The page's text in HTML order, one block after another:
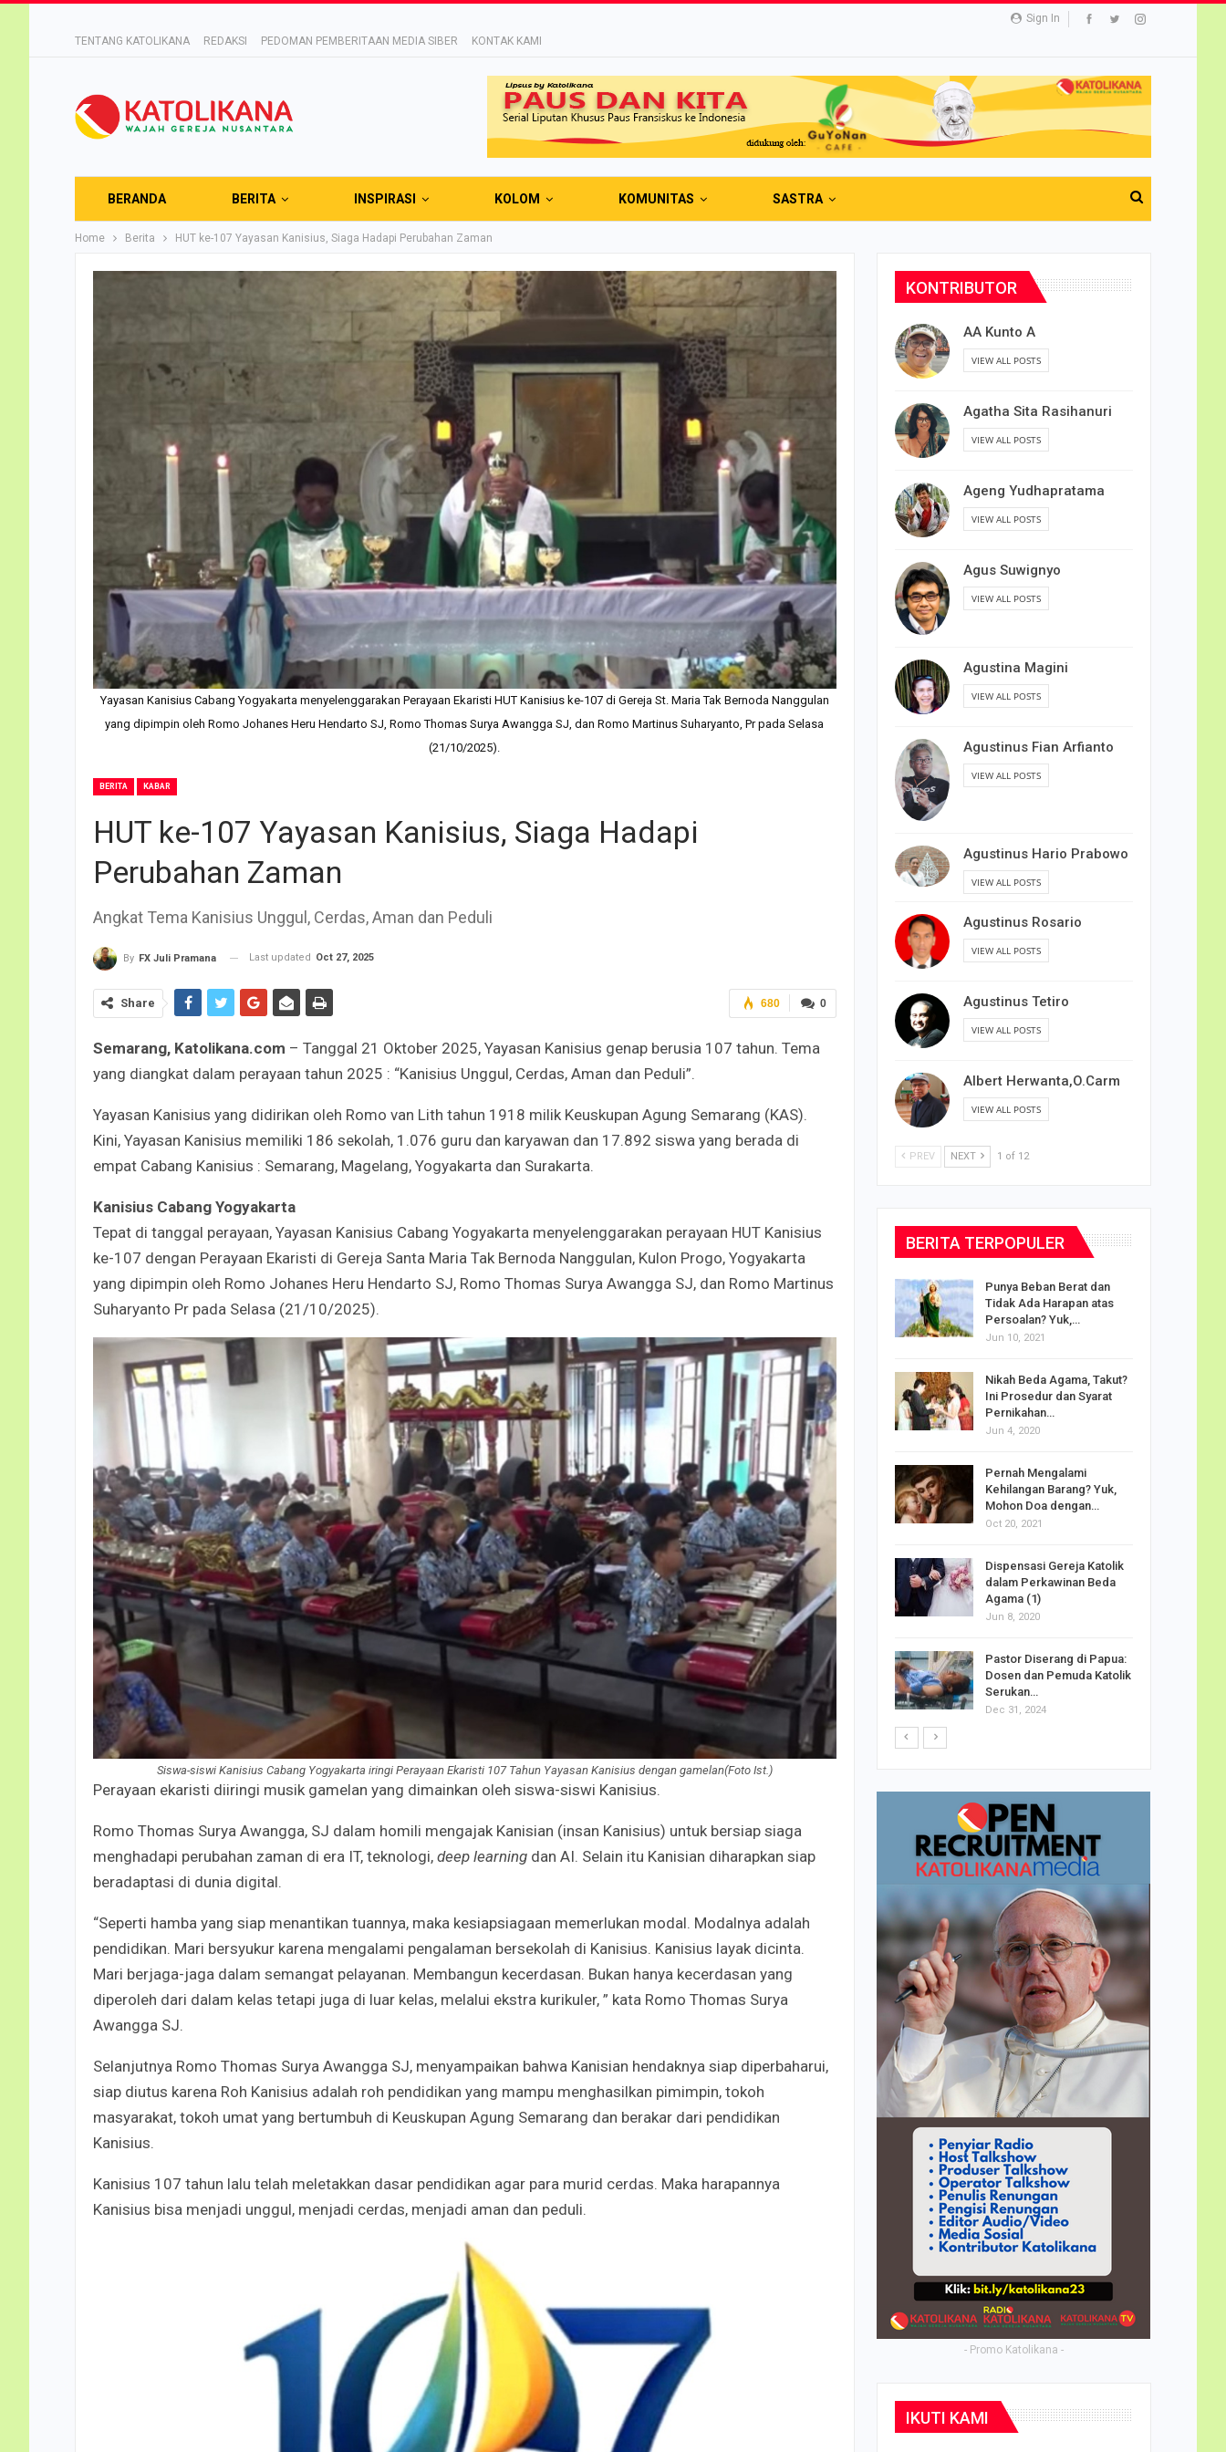
Sign In
TENTANG KATOLIKANA
REDAKSI PEDOMAN PEMBERITAAN MEDIA SIBER KONTAK KAMI
BERANDA BERITA INSPIRASI KOLOM KOMUNITAS SASTRA
Home Berita HUT ke-107 Yayasan Kanisius, Siaga Hadapi Perubahan Zaman
Yayasan Kanisius Cabang Yogyakarta menyelenggarakan Perayaan Ekaristi HUT Kanisius ke-107 di Gereja St. Maria Tak Bernoda Nanggulan
yang dipimpin oleh Romo Johanes Heru Hendarto SJ, Romo Thomas Surya Awangga SJ, dan Romo Martinus Suharyanto, Pr pada Selasa
(21/10/2025).
BERITA KABAR
HUT ke-107 Yayasan Kanisius, Siaga Hadapi
Perubahan Zaman
Angkat Tema Kanisius Unggul, Cerdas, Aman dan Peduli
By FX Juli Pramana Last updated Oct 27, 2025
0
680
Share
Semarang, Katolikana.com – Tanggal 21 Oktober 2025, Yayasan Kanisius genap berusia 107 tahun. Tema
yang diangkat dalam perayaan tahun 2025 : “Kanisius Unggul, Cerdas, Aman dan Peduli”.
Yayasan Kanisius yang didirikan oleh Romo van Lith tahun 1918 milik Keuskupan Agung Semarang (KAS).
Kini, Yayasan Kanisius memiliki 186 sekolah, 1.076 guru dan karyawan dan 17.892 siswa yang berada di
empat Cabang Kanisius : Semarang, Magelang, Yogyakarta dan Surakarta.
Kanisius Cabang Yogyakarta
Tepat di tanggal perayaan, Yayasan Kanisius Cabang Yogyakarta menyelenggarakan perayaan HUT Kanisius
ke-107 dengan Perayaan Ekaristi di Gereja Santa Maria Tak Bernoda Nanggulan, Kulon Progo, Yogyakarta
yang dipimpin oleh Romo Johanes Heru Hendarto SJ, Romo Thomas Surya Awangga SJ, dan Romo Martinus
Suharyanto Pr pada Selasa (21/10/2025).
Siswa-siswi Kanisius Cabang Yogyakarta iringi Perayaan Ekaristi 107 Tahun Yayasan Kanisius dengan gamelan(Foto Ist.)
Perayaan ekaristi diiringi musik gamelan yang dimainkan oleh siswa-siswi Kanisius.
Romo Thomas Surya Awangga, SJ dalam homili mengajak Kanisian (insan Kanisius) untuk bersiap siaga
menghadapi perubahan zaman di era IT, teknologi, deep learning dan AI. Selain itu Kanisian diharapkan siap
beradaptasi di dunia digital.
“Seperti hamba yang siap menantikan tuannya, maka kesiapsiagaan memerlukan modal. Modalnya adalah
pendidikan. Mari bersyukur karena mengalami pengalaman bersekolah di Kanisius. Kanisius layak dicinta.
Mari berjaga-jaga dalam semangat pelayanan. Membangun kecerdasan. Bukan hanya kecerdasan yang
diperoleh dari dalam kelas tetapi juga di luar kelas, melalui ekstra kurikuler, ” kata Romo Thomas Surya
Awangga SJ.
Selanjutnya Romo Thomas Surya Awangga SJ, menyampaikan bahwa Kanisian hendaknya siap diperbaharui,
siap diutus karena Roh Kanisius adalah roh pendidikan yang mampu menghasilkan pimimpin, tokoh
masyarakat, tokoh umat yang bertumbuh di Keuskupan Agung Semarang dan berakar dari pendidikan
Kanisius.
Kanisius 107 tahun lalu telah meletakkan dasar pendidikan agar para murid cerdas. Maka harapannya
Kanisius bisa menjadi unggul, menjadi cerdas, menjadi aman dan peduli.
KONTRIBUTOR
AA Kunto A
VIEW ALL POSTS
Agatha Sita Rasihanuri
VIEW ALL POSTS
Ageng Yudhapratama
VIEW ALL POSTS
Agus Suwignyo
VIEW ALL POSTS
Agustina Magini
VIEW ALL POSTS
Agustinus Fian Arfianto
VIEW ALL POSTS
Agustinus Hario Prabowo
VIEW ALL POSTS
Agustinus Rosario
VIEW ALL POSTS
Agustinus Tetiro
VIEW ALL POSTS
Albert Herwanta,O.Carm
VIEW ALL POSTS
PREV NEXT 1 of 12
BERITA TERPOPULER
Godaan-Godaan dalam
10 Sosok Perempuan
Paling Menginspirasi
Sepanjang Sejarah…
Mar 10, 2021
Belajar dari Beato Carlo
Acutis, Menjadi Kudus di
Usia Muda
Oct 16, 2020
Inilah Kekuatan Doa
Novena Tiga Salam Maria
May 11, 2023
Irene Umar Pecah Telor
sebagai Wamen
Perempuan Buddha…
Oct 21, 2024
Punya Beban Berat dan
Tidak Ada Harapan atas
Persoalan? Yuk,…
Jun 10, 2021
Nikah Beda Agama, Takut?
Ini Prosedur dan Syarat
Pernikahan…
Jun 4, 2020
Pernah Mengalami
Kehilangan Barang? Yuk,
Mohon Doa dengan…
Oct 20, 2021
Dispensasi Gereja Katolik
dalam Perkawinan Beda
Agama (1)
Jun 8, 2020
Pastor Diserang di Papua:
Dosen dan Pemuda Katolik
Serukan…
Dec 31, 2024
- Promo Katolikana -
IKUTI KAMI